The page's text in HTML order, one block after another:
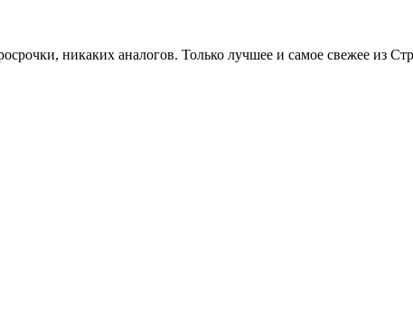
никаких аналогов. Только лучшее и самое свежее из